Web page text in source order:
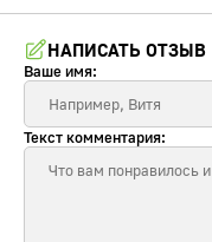
НАПИСАТЬ ОТЗЫВ
Ваше имя:
Текст комментария: